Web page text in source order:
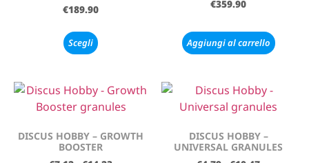
€189.90
Scegli
€359.90
Aggiungi al carrello
DISCUS HOBBY – GROWTH
BOOSTER
DISCUS HOBBY –
UNIVERSAL GRANULES